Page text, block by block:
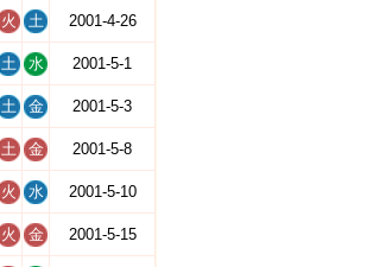
火 土 2001-4-26
土 水 2001-5-1
土 金 2001-5-3
土 金 2001-5-8
火 水 2001-5-10
火 金 2001-5-15